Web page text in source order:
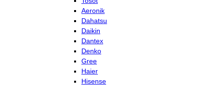
Aeronik
Dahatsu
Daikin
Dantex
Denko
Gree
Haier
Hisense